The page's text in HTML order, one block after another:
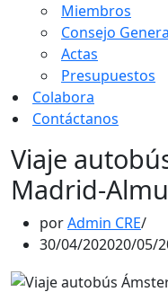
Miembros
Consejo
Actas
Presupuestos
Colabora
Contáctanos
Viaje
Madrid-
porAdmin CRE
30/04/202020/05/